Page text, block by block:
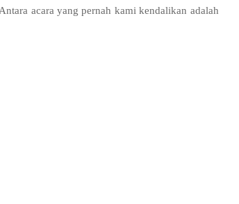
acara yang pernah kami kendalikan adalah